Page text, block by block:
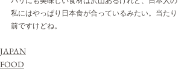
私にはやっぱり日本食が合っているみたい。当たり
前ですけどね。
JAPAN
FOOD